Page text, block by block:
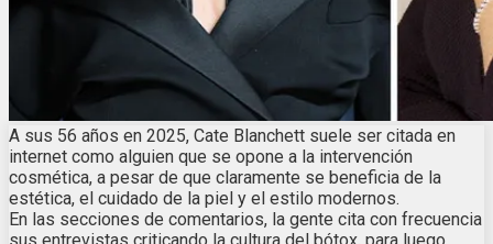
A sus 56 años en 2025, Cate Blanchett suele ser citada en
internet como alguien que se opone a la intervención
cosmética, a pesar de que claramente se beneficia de la
estética, el cuidado de la piel y el estilo modernos.
En las secciones de comentarios, la gente cita con frecuencia
sus entrevistas criticando la cultura del bótox, para luego